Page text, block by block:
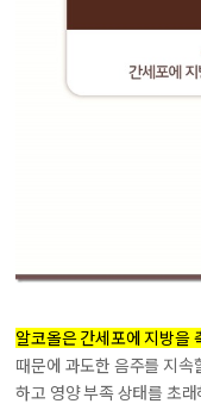
알코올은 간세포에 지방을
때문에 과도한 음주를 지속
하고 영양 부족 상태를 초